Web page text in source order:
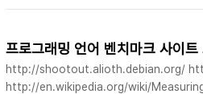
프로그래밍 언어 벤치마크 사이트
http://shootout.alioth.debian.org/
http://en.wikipedia.org/wiki/